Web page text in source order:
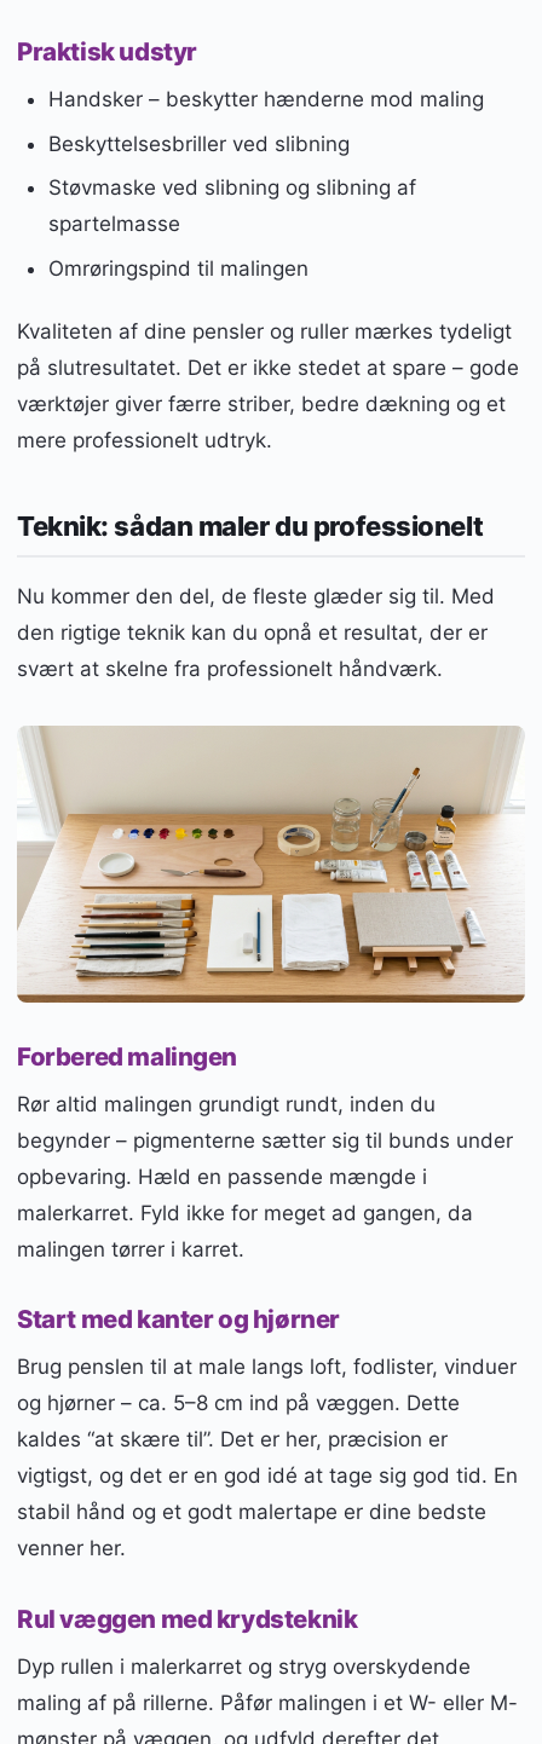
Praktisk udstyr
Handsker – beskytter hænderne mod maling
Beskyttelsesbriller ved slibning
Støvmaske ved slibning og slibning af
spartelmasse
Omrøringspind til malingen
Kvaliteten af dine pensler og ruller mærkes tydeligt
på slutresultatet. Det er ikke stedet at spare – gode
værktøjer giver færre striber, bedre dækning og et
mere professionelt udtryk.
Teknik: sådan maler du professionelt
Nu kommer den del, de fleste glæder sig til. Med
den rigtige teknik kan du opnå et resultat, der er
svært at skelne fra professionelt håndværk.
Forbered malingen
Rør altid malingen grundigt rundt, inden du
begynder – pigmenterne sætter sig til bunds under
opbevaring. Hæld en passende mængde i
malerkarret. Fyld ikke for meget ad gangen, da
malingen tørrer i karret.
Start med kanter og hjørner
Brug penslen til at male langs loft, fodlister, vinduer
og hjørner – ca. 5–8 cm ind på væggen. Dette
kaldes “at skære til”. Det er her, præcision er
vigtigst, og det er en god idé at tage sig god tid. En
stabil hånd og et godt malertape er dine bedste
venner her.
Rul væggen med krydsteknik
Dyp rullen i malerkarret og stryg overskydende
maling af på rillerne. Påfør malingen i et W- eller M-
mønster på væggen, og udfyld derefter det